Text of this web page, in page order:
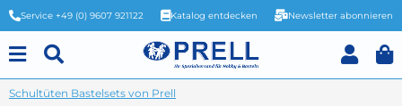
Service +49 (0) 9607 921122 Katalog entdecken Newsletter abonnieren
Schultüten Bastelsets von Prell